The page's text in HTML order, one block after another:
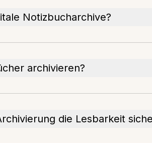
Notizbucharchive?
archivieren?
die Lesbarkeit